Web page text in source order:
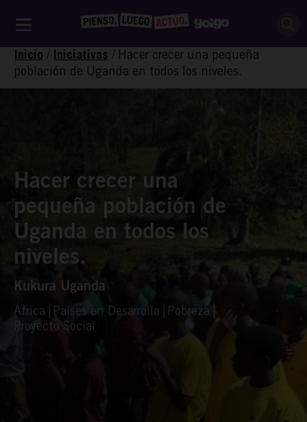
Inicio / Iniciativas / Hacer crecer una pequeña
población de Uganda en todos los niveles.
Hacer crecer una
pequeña población de
Uganda en todos los
niveles.
Kukura Uganda
África Países en Desarrollo
Pobreza
Proyecto Social